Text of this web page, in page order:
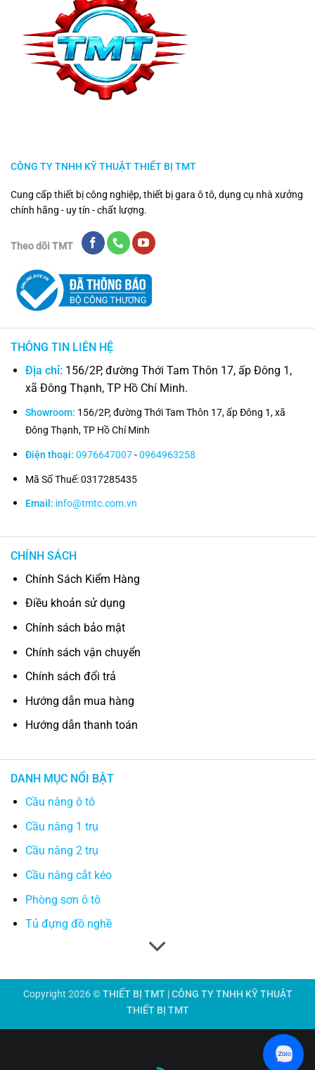
CÔNG TY TNHH KỸ THUẬT THIẾT BỊ TMT
Cung cấp thiết bị công nghiệp, thiết bị gara ô tô, dụng cụ nhà xưởng
chính hãng - uy tín - chất lượng.
Theo dõi TMT
THÔNG TIN LIÊN HỆ
Địa chỉ: 156/2P, đường Thới Tam Thôn 17, ấp Đông 1,
xã Đông Thạnh, TP Hồ Chí Minh.
Showroom: 156/2P, đường Thới Tam Thôn 17, ấp Đông 1, xã
Đông Thạnh, TP Hồ Chí Minh
Điện thoại: 0976647007-0964963258
Mã Số Thuế: 0317285435
Email: info@tmtc.com.vn
CHÍNH SÁCH
Chính Sách Kiểm Hàng
Điều khoản sử dụng
Chính sách bảo mật
Chính sách vận chuyển
Chính sách đổi trả
Hướng dẫn mua hàng
Hướng dẫn thanh toán
DANH MỤC NỔI BẬT
Cầu nâng ô tô
Cầu nâng 1 trụ
Cầu nâng 2 trụ
Cầu nâng cắt kéo
Phòng sơn ô tô
Tủ đựng đồ nghề
Copyright 2026 ©THIẾT BỊ TMT | CÔNG TY TNHH KỸ THUẬT
THIẾT BỊ TMT